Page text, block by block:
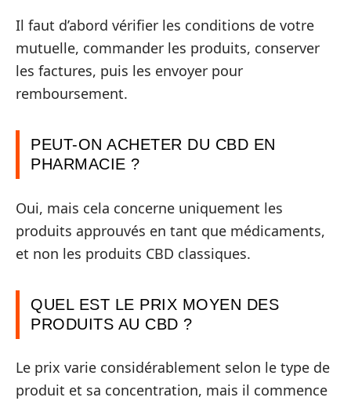
Il faut d’abord vérifier les conditions de votre
mutuelle, commander les produits, conserver
les factures, puis les envoyer pour
remboursement.
PEUT-ON ACHETER DU CBD EN
PHARMACIE ?
Oui, mais cela concerne uniquement les
produits approuvés en tant que médicaments,
et non les produits CBD classiques.
QUEL EST LE PRIX MOYEN DES
PRODUITS AU CBD ?
Le prix varie considérablement selon le type de
produit et sa concentration, mais il commence